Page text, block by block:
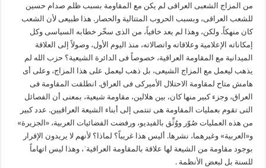
من المزاج الشعبی العراقی لم یکن مع المقاومة بسبب ظلم صدام حسین
للشعب العراقی، وبسبب الحروب المتتالیة والحصار. هذا طبیعی لأن الشعب
کان منهکاً. ولکن، وهذا لم یعد خافیاً، من الذی سخّر خطابه السیاسی وکل
إمکاناته الإعلامیة وعلاقاته واتصالاته، منذ الیوم الأول، وصولاً إلی العلاقة
المیدانیة مع المقاومة العراقیة، خصوصاً فی الدائرة الشیعیة؟ حزب الله لم
یذهب لیعمل مع المزاج الشیعی، بل ذهب لیعمل علی هذا المزاج، وعلی أی
هامش متاح لمقاومة الاحتلال الأمیرکی فی العراق. انطلقت المقاومة فی
العراق، وجزء کبیر منها کان، بین هلالین، مقاومة شیعیة، بمعنی أن الفصائل
التی تقوم بعملیات المقاومة هی تنتمی إلی أبناء الشیعة العراقیین. عدد کبیر
من هذه العملیات صُوّر ووُثِّق بالفیدیو، ورفضت الفضائیات العربیة، «الجزیرة»
و«العربیة» وغیرهما، نشرها. ألیس هذا غریباً؟ لماذا؟ لأنهم لا یریدون الإقرار
بوجود مقاومة من الشیعة لها علاقة بالمقاومة العراقیةˈ، وهذا لیس اتهاماً
للسنة بل لبعض الأنظمة .